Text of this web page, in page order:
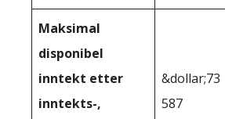
Maksimal
disponibel
inntekt etter
inntekts-,
&dollar;73
587